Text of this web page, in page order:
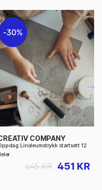
30%
COMPANY
Linoleumstrykk startsett 12
451 KR
645 KR